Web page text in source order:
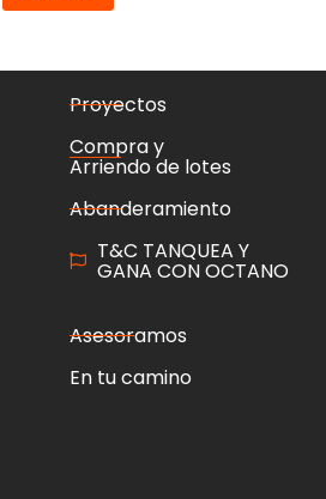
Proyectos
Compra y
Arriendo de lotes
Abanderamiento
T&C TANQUEA Y
GANA CON OCTANO
Asesoramos
En tu camino